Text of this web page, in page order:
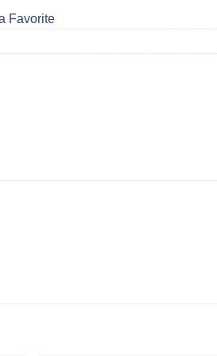
Favorite